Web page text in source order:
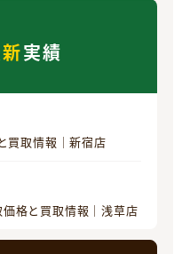
実績
買取情報｜新宿店
格と買取情報｜浅草店